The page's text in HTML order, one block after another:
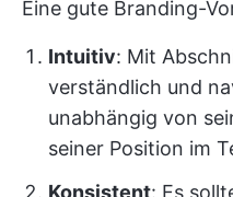
Eine gute Branding-
Intuitiv: Mit
verständlich und
unabhängig von
seiner Position im